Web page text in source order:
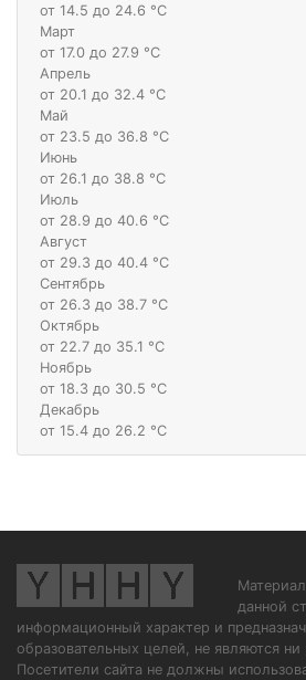
от 14.5 до 24.6 °С
Март
от 17.0 до 27.9 °С
Апрель
от 20.1 до 32.4 °С
Май
от 23.5 до 36.8 °С
Июнь
от 26.1 до 38.8 °С
Июль
от 28.9 до 40.6 °С
Август
от 29.3 до 40.4 °С
Сентябрь
от 26.3 до 38.7 °С
Октябрь
от 22.7 до 35.1 °С
Ноябрь
от 18.3 до 30.5 °С
Декабрь
от 15.4 до 26.2 °С
данной
информационный характер и
образовательных целей, не являются
Посетители сайта не должны